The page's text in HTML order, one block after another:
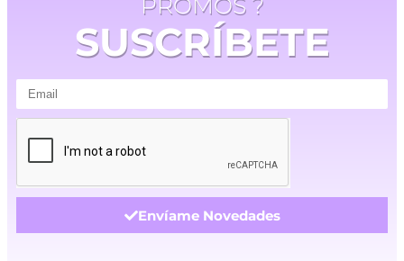
PROMOS ?
SUSCRÍBETE
Envíame Novedades